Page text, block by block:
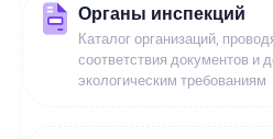
Органы инспекций
Каталог организаций,
соответствия документов и
экологическим требованиям